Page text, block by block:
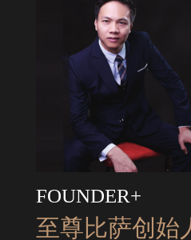
FOUNDER+
至尊比萨创始